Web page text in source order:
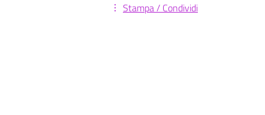
Stampa / Condividi